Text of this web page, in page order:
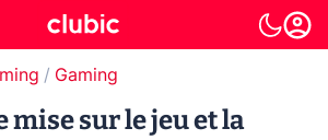
Gaming
mise sur le jeu et la